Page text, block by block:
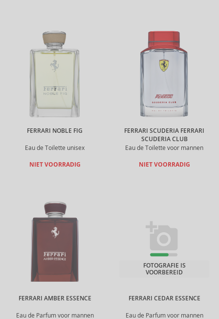
FERRARI NOBLE FIG
Eau de Toilette unisex
NIET VOORRADIG
FERRARI SCUDERIA FERRARI
SCUDERIA CLUB
Eau de Toilette voor mannen
NIET VOORRADIG
FERRARI AMBER ESSENCE
Eau de Parfum voor mannen
FERRARI CEDAR ESSENCE
Eau de Parfum voor mannen
FOTOGRAFIE IS
VOORBEREID